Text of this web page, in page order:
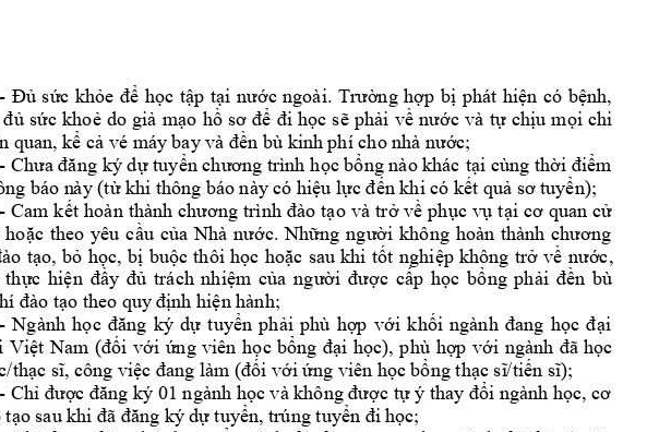
- Đủ sức khỏe để học tập tại nước ngoài. Trường hợp bị phát hiện có bệnh,
đủ sức khoẻ do giả mạo hồ sơ để đi học sẽ phải về nước và tự chịu mọi chi
quan, kể cả vé máy bay và đền bù kinh ph cho nhà nước;
- Chưa đăng ký dự tuyển chương trình học bổng nào khác tại cùng thời điểm
báo này (từ khi thông báo này có hiệu lực đến khi có kết quả sơ tuyển);
- Cam kết hoàn thành chương trình đào tạo và trở về phục vụ tại cơ quan cử
hoặc theo yêu cầu của Nhà nước. Những người không hoàn thành chương
tạo, bỏ học, bị buộc thôi học hoặc sau khi tốt nghiệp không trở về nước,
thực hiện đầy đủ trách nhiệm của người được cấp học bổng phải đền bù
đào tạo theo quy định hiện hành;
- Ngành học đăng ký dự tuyển phải phù hợp với khối ngành đang học đại
Việt Nam (đối với ứng viên học bổng đại học), phù hợp với ngành đã học
thạc sĩ, công việc đang làm (đối với ứng viên học bổng thạc sĩ/tiến sĩ);
- Chỉ được đăng ký 01 ngành học và không được tự ý thay đổi ngành học, cơ
tạo sau khi đã đăng ký dự tuyển, trúng tuyển đi học;